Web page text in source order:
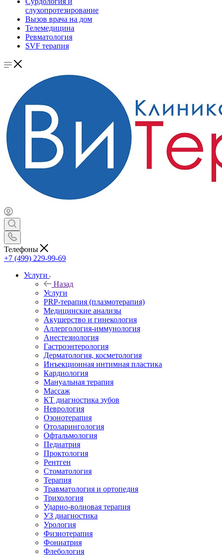
слухопротезирование
Вызов врача на дом
Телемедицина
Ревматология
SVF терапия
Телефоны
+7 (499) 229-99-69
Услуги
Назад
Услуги
PRP-терапия (плазмотерапия)
Медицинские анализы
Акушерство и гинекология
Аллергология-иммунология
Анестезиология
Гастроэнтерология
Дерматология, косметология
Инъекционная интимная пластика
Кардиология
Мануальная терапия
Массаж
КТ диагностика зубов
Неврология
Озонотерапия
Отоларингология
Офтальмология
Педиатрия
Проктология
Рентген
Стоматология
Терапия
Травматология и ортопедия
Трихология
Ударно-волновая терапия
УЗ диагностика
Урология
Физиотерапия
Фониатрия
Флебология